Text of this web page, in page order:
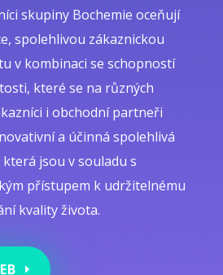
skupiny Bochemie oceňují
spolehlivou zákaznickou
v kombinaci se schopností
které se na různých
i obchodní partneři
a účinná spolehlivá
jsou v souladu s
přístupem k udržitelnému
kvality života.